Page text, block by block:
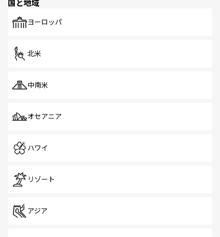
で、ホーカーズは地元の風情を楽しめる外せないスポット
国と地域
ヨーロッパ
北米
中南米
オセアニア
ハワイ
リゾート
アジア